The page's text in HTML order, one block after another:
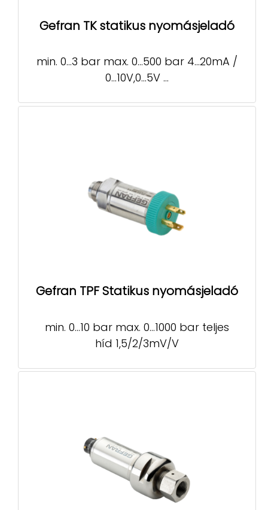
Gefran TK statikus nyomásjeladó
min. 0…3 bar max. 0…500 bar 4…20mA /
0…10V,0…5V ...
Gefran TPF Statikus nyomásjeladó
min. 0…10 bar max. 0…1000 bar teljes
híd 1,5/2/3mV/V